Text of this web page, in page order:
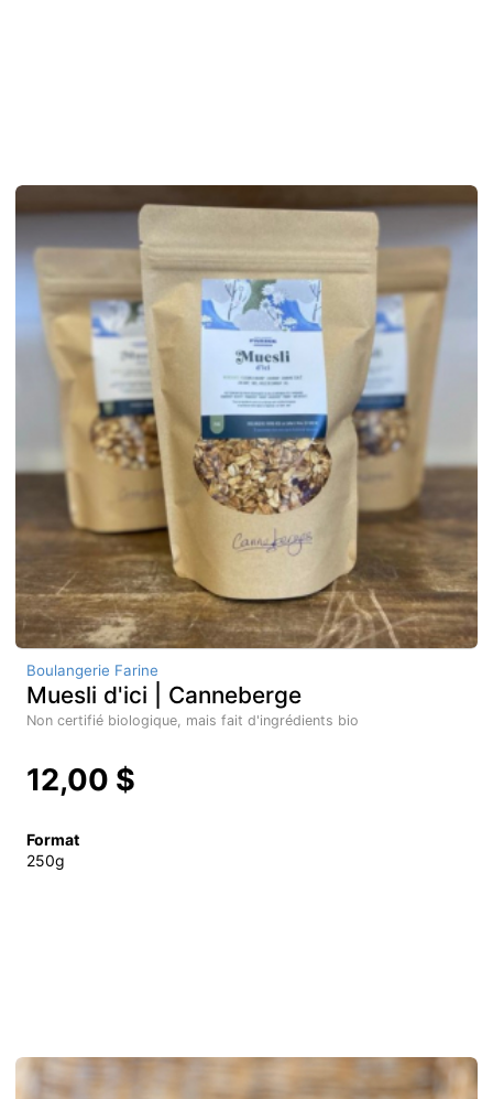
Boulangerie Farine
Muesli d'ici | Canneberge
Non certifié biologique, mais fait d'ingrédients bio
12,00 $
Format
250g